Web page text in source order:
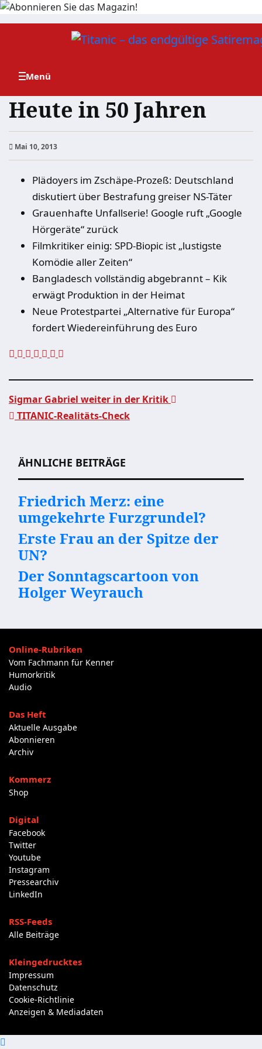
Zum
Heute in 50 Jahren
Mai 10, 2013
Plädoyers im Zschäpe-Prozeß: Deutschland
diskutiert über Bestrafung greiser NS-Täter
Grauenhafte Unfallserie! Google ruft „Google
Hörgeräte“ zurück
Filmkritiker einig: SPD-Biopic ist „lustigste
Komödie aller Zeiten“
Bangladesch vollständig abgebrannt – Kik
erwägt Produktion in der Heimat
Neue Protestpartei „Alternative für Europa“
fordert Wiedereinführung des Euro
Sigmar Gabriel weiter in der Kritik
TITANIC-Realitäts-Check
ÄHNLICHE BEITRÄGE
Friedrich Merz: eine
umgekehrte Furzgrundel?
Erste Frau an der Spitze der
UN?
Der Sonntagscartoon von
Holger Weyrauch
Online-Rubriken
Vom Fachmann für Kenner
Humorkritik
Audio
Das Heft
Aktuelle Ausgabe
Abonnieren
Archiv
Kommerz
Shop
Digital
Facebook
Twitter
Youtube
Instagram
Pressearchiv
LinkedIn
RSS-Feeds
Alle Beiträge
Kleingedrucktes
Impressum
Datenschutz
Cookie-Richtlinie
Anzeigen & Mediadaten